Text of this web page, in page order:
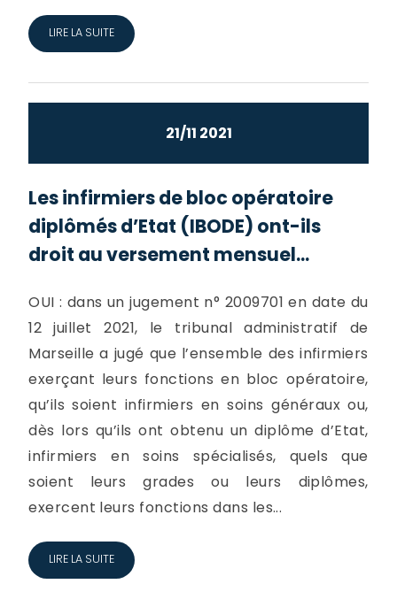
LIRE LA SUITE
21/11 2021
Les infirmiers de bloc opératoire
diplômés d’Etat (IBODE) ont-ils
droit au versement mensuel...
OUI : dans un jugement n° 2009701 en date du
12 juillet 2021, le tribunal administratif de
Marseille a jugé que l’ensemble des infirmiers
exerçant leurs fonctions en bloc opératoire,
qu’ils soient infirmiers en soins généraux ou,
dès lors qu’ils ont obtenu un diplôme d’Etat,
infirmiers en soins spécialisés, quels que
soient leurs grades ou leurs diplômes,
exercent leurs fonctions dans les...
LIRE LA SUITE